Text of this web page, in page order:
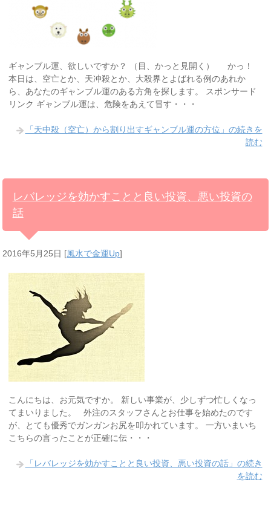
ギャンブル運、欲しいですか？ （目、かっと見開く） かっ！
本日は、空亡とか、天冲殺とか、大殺界とよばれる例のあれか
ら、あなたのギャンブル運のある方角を探します。 スポンサード
リンク ギャンブル運は、危険をあえて冒す・・・
「天中殺（空亡）から割り出すギャンブル運の方位」の続きを
読む
レバレッジを効かすことと良い投資、悪い投資の
話
2016年5月25日 [風水で金運Up]
こんにちは、お元気ですか。 新しい事業が、少しずつ忙しくなっ
てまいりました。 外注のスタッフさんとお仕事を始めたのです
が、とても優秀でガンガンお尻を叩かれています。 一方いまいち
こちらの言ったことが正確に伝・・・
「レバレッジを効かすことと良い投資、悪い投資の話」の続き
を読む